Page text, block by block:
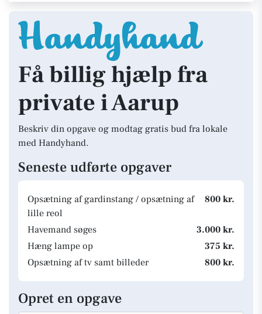
Få billig hjælp fra
private i Aarup
Beskriv din opgave og modtag gratis bud fra lokale
med Handyhand.
Seneste udførte opgaver
Opsætning af gardinstang / opsætning af
lille reol
800 kr.
Havemand søges
3.000 kr.
Hæng lampe op
375 kr.
Opsætning af tv samt billeder
800 kr.
Opret en opgave